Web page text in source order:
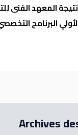
نتيجة المعهد الفنى
البرنامج
Archives